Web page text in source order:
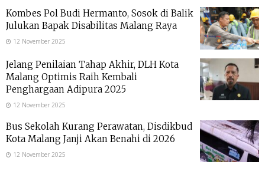
Kombes Pol Budi Hermanto, Sosok di Balik
Julukan Bapak Disabilitas Malang Raya
12 November 2025
Jelang Penilaian Tahap Akhir, DLH Kota
Malang Optimis Raih Kembali
Penghargaan Adipura 2025
12 November 2025
Bus Sekolah Kurang Perawatan, Disdikbud
Kota Malang Janji Akan Benahi di 2026
12 November 2025